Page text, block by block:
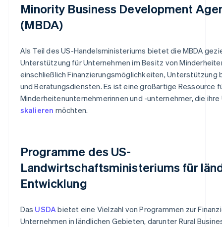
Minority Business Development
(MBDA)
Als Teil des US-Handelsministeriums bietet die MBDA
Unterstützung für Unternehmen im Besitz von
einschließlich Finanzierungsmöglichkeiten, Unterstützung
und Beratungsdiensten. Es ist eine großartige Ressource
Minderheitenunternehmerinnen und -unternehmer, die
skalieren möchten.
Programme des US-
Landwirtschaftsministeriums für
Entwicklung
Das USDA bietet eine Vielzahl von Programmen zur
Unternehmen in ländlichen Gebieten, darunter Rural